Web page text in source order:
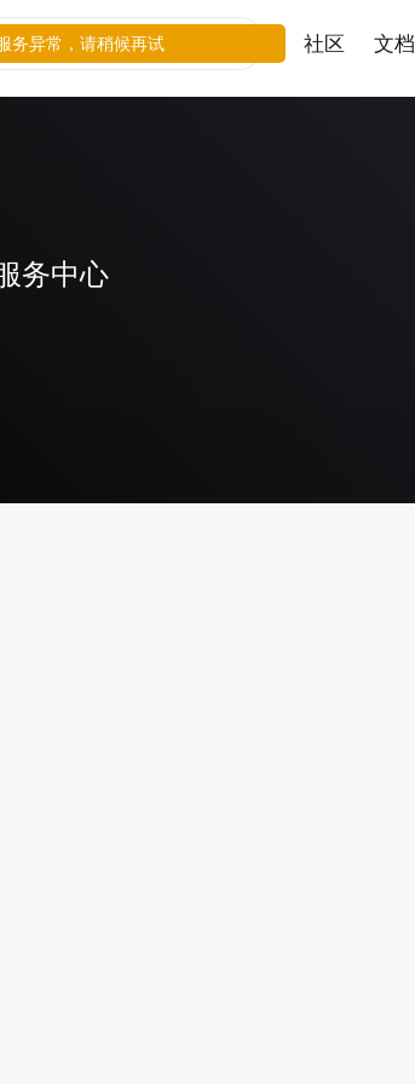
社区 文档
务中心
务异常，请稍候再试